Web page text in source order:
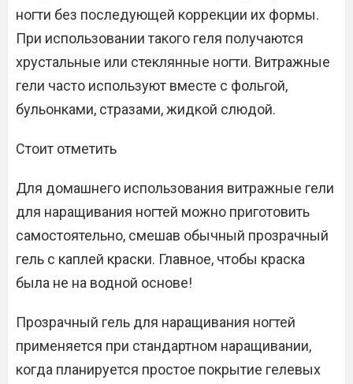
ногти без последующей коррекции их формы.
При использовании такого геля получаются
хрустальные или стеклянные ногти. Витражные
гели часто используют вместе с фольгой,
бульонками, стразами, жидкой слюдой.
Стоит отметить
Для домашнего использования витражные гели
для наращивания ногтей можно приготовить
самостоятельно, смешав обычный прозрачный
гель с каплей краски. Главное, чтобы краска
была не на водной основе!
Прозрачный гель для наращивания ногтей
применяется при стандартном наращивании,
когда планируется простое покрытие гелевых